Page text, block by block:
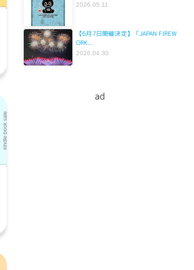
2026.05.11
【6月7日開催決定】「JAPAN FIREW
ORK...
2026.04.30
ad